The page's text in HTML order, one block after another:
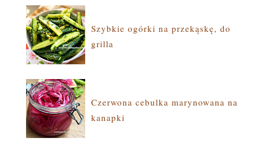
Szybkie ogórki na przekąskę, do
grilla
Czerwona cebulka marynowana na
kanapki